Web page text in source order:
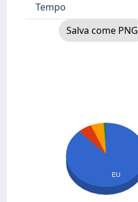
Tempo
Salva come PNG
EU